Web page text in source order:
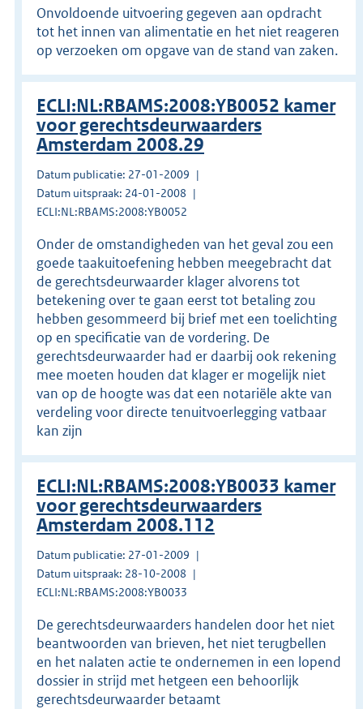
Onvoldoende uitvoering gegeven aan opdracht
tot het innen van alimentatie en het niet reageren
op verzoeken om opgave van de stand van zaken.
ECLI:NL:RBAMS:2008:YB0052 kamer
voor gerechtsdeurwaarders
Amsterdam 2008.29
Datum publicatie: 27-01-2009
Datum uitspraak: 24-01-2008
ECLI:NL:RBAMS:2008:YB0052
Onder de omstandigheden van het geval zou een
goede taakuitoefening hebben meegebracht dat
de gerechtsdeurwaarder klager alvorens tot
betekening over te gaan eerst tot betaling zou
hebben gesommeerd bij brief met een toelichting
op en specificatie van de vordering. De
gerechtsdeurwaarder had er daarbij ook rekening
mee moeten houden dat klager er mogelijk niet
van op de hoogte was dat een notariële akte van
verdeling voor directe tenuitvoerlegging vatbaar
kan zijn
ECLI:NL:RBAMS:2008:YB0033 kamer
voor gerechtsdeurwaarders
Amsterdam 2008.112
Datum publicatie: 27-01-2009
Datum uitspraak: 28-10-2008
ECLI:NL:RBAMS:2008:YB0033
De gerechtsdeurwaarders handelen door het niet
beantwoorden van brieven, het niet terugbellen
en het nalaten actie te ondernemen in een lopend
dossier in strijd met hetgeen een behoorlijk
gerechtsdeurwaarder betaamt